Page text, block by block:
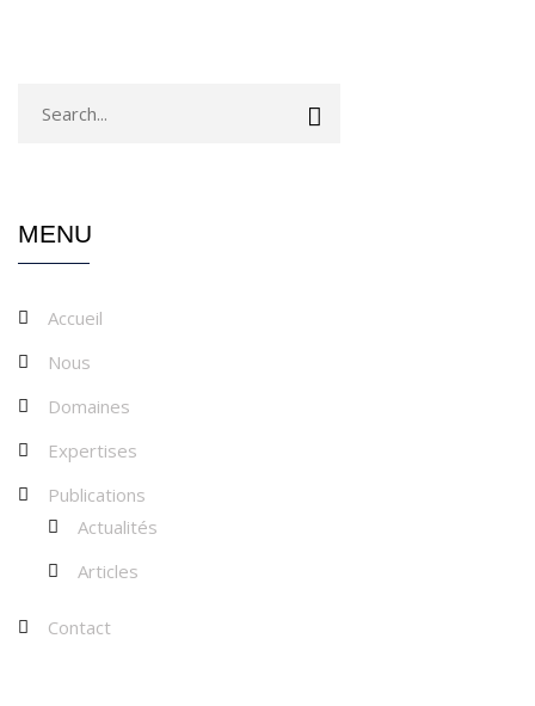
MENU
Accueil
Nous
Domaines
Expertises
Publications
Actualités
Articles
Contact